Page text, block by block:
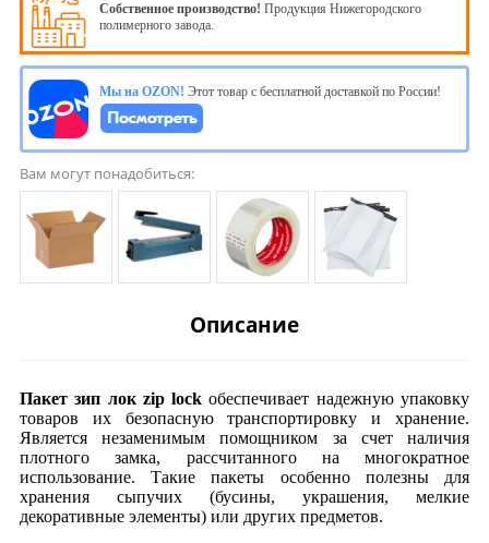
Собственное производство! Продукция Нижегородского
полимерного завода.
Мы на OZON! Этот товар с бесплатной доставкой по России!
Вам могут понадобиться:
Описание
Пакет зип лок zip lockобеспечивает надежную упаковку
товаров их безопасную транспортировку и хранение.
Является незаменимым помощником за счет наличия
плотного замка, рассчитанного на многократное
использование. Такие пакеты особенно полезны для
хранения сыпучих (бусины, украшения, мелкие
декоративные элементы) или других предметов.